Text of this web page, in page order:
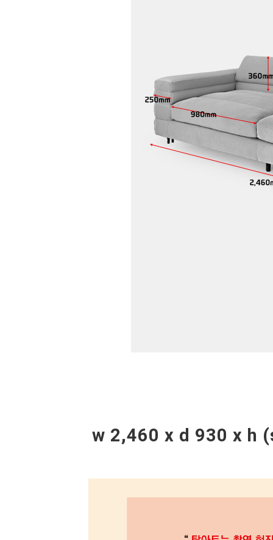
w 2,460 x d 930 x h